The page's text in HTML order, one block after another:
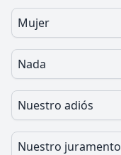
Mujer
Nada
Nuestro adiós
Nuestro juramento